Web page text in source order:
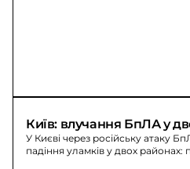
Київ: влучання БпЛА у
У Києві через російську атаку
падіння уламків у двох